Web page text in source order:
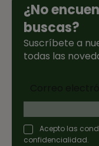
¿No
buscas?
Suscríbete a
todas las
Acepto las
confidencialidad.